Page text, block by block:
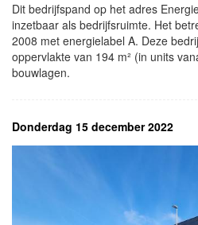
Dit bedrijfspand op het adres
inzetbaar als bedrijfsruimte. Het
2008 met energielabel A. Deze
oppervlakte van 194 m² (in units
bouwlagen.
Donderdag 15 december 2022